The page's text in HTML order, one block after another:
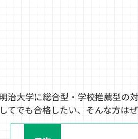
治大学に総合型・学校推薦型の
てでも合格したい、そんな方は